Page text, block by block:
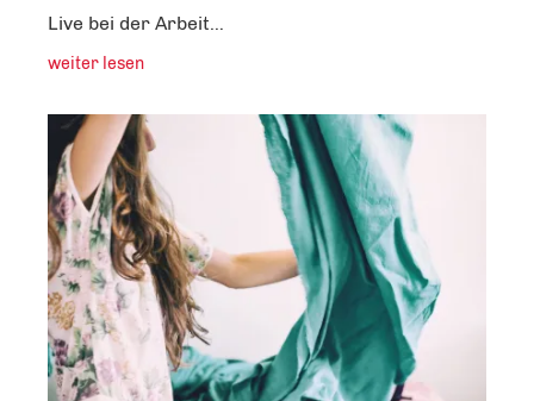
Live bei der Arbeit…
weiter lesen